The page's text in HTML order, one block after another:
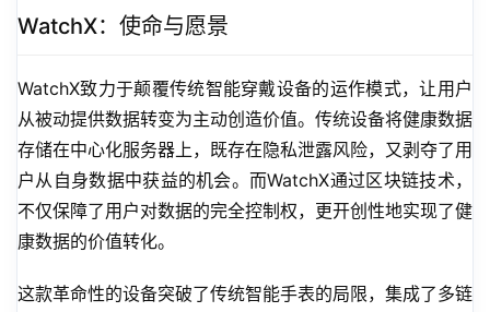
WatchX：使命与愿景
WatchX致力于颠覆传统智能穿戴设备的运作模式，让用户
从被动提供数据转变为主动创造价值。传统设备将健康数据
存储在中心化服务器上，既存在隐私泄露风险，又剥夺了用
户从自身数据中获益的机会。而WatchX通过区块链技术，
不仅保障了用户对数据的完全控制权，更开创性地实现了健
康数据的价值转化。
这款革命性的设备突破了传统智能手表的局限，集成了多链